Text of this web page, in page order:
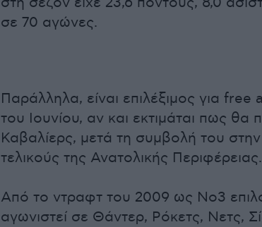
σε 70 αγώνες.
Παράλληλα, είναι επιλέξιμος για
του Ιουνίου, αν και εκτιμάται πως θα
Καβαλίερς, μετά τη συμβολή του
τελικούς της Ανατολικής Περιφέρειας.
Από το ντραφτ του 2009 ως Νο3
αγωνιστεί σε Θάντερ, Ρόκετς, Νετς,